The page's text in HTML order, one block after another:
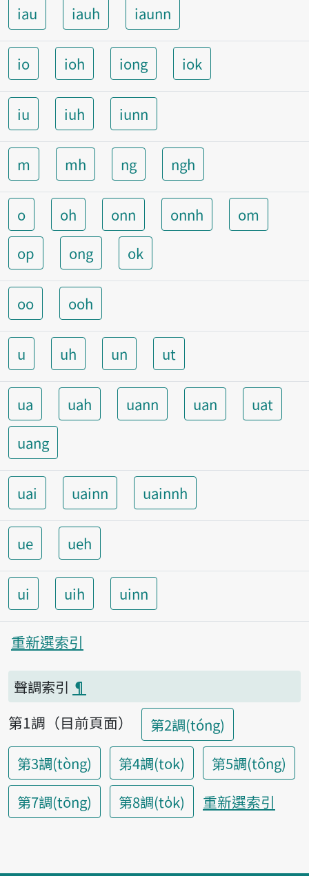
iau iauh iaunn
io ioh iong iok
iu iuh iunn
m mh ng ngh
o oh onn onnh
om
op
ong ok
oo ooh
u uh un ut
ua uah uann uan
uat
uang
uai uainn uainnh
ue ueh
ui uih uinn
重新選索引
聲調索引 ¶
第1調（目前頁面）
第2調(tóng)
第3調(tòng)
第4調(tok)
第5調(tông)
第7調(tōng)
第8調(to̍k) 重新選索引